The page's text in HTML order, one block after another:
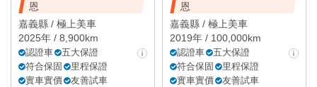
恩
嘉義縣 / 極上美車
2025年 / 8,900km
認證車
五大保證
符合保固
里程保證
實車實價
友善試車
恩
嘉義縣 / 極上美車
2019年 / 100,000km
認證車
五大保證
符合保固
里程保證
實車實價
友善試車